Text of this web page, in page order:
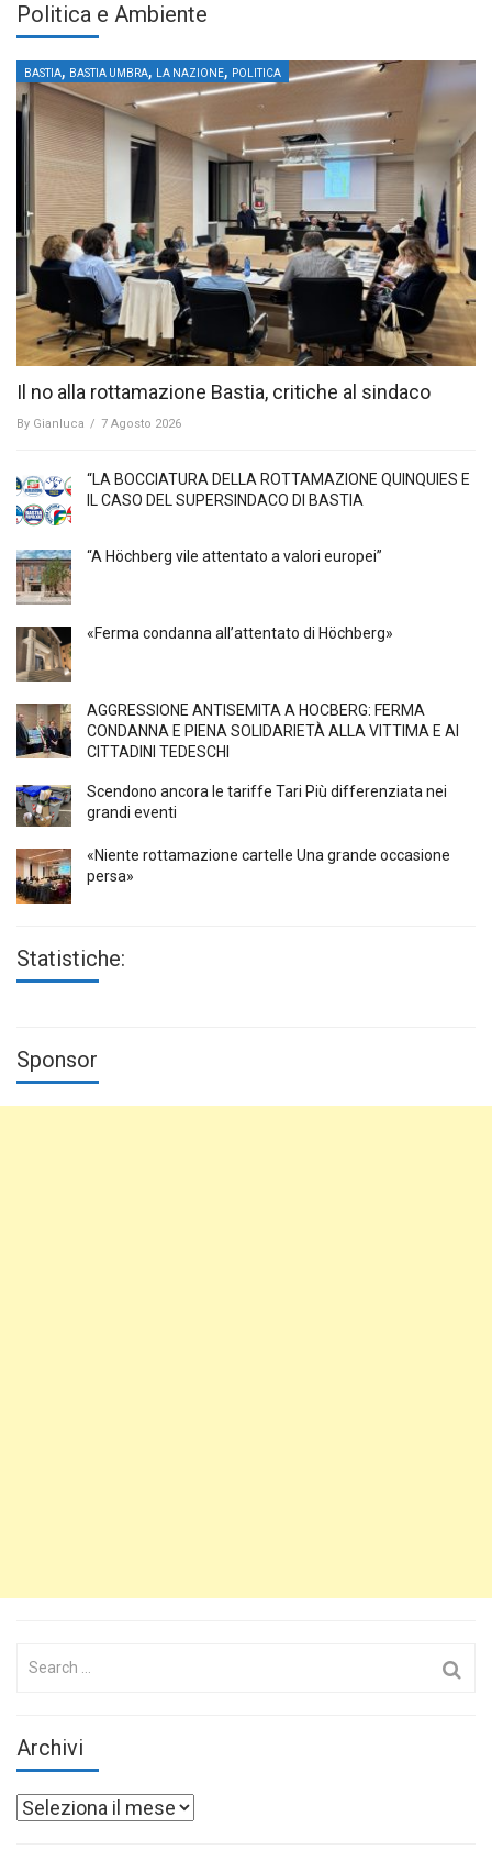
Politica e Ambiente
BASTIA, BASTIA UMBRA, LA NAZIONE, POLITICA
Il no alla rottamazione Bastia, critiche al sindaco
By Gianluca / 7 Agosto 2026
“LA BOCCIATURA DELLA ROTTAMAZIONE QUINQUIES E
IL CASO DEL SUPERSINDACO DI BASTIA
“A Höchberg vile attentato a valori europei”
«Ferma condanna all’attentato di Höchberg»
AGGRESSIONE ANTISEMITA A HÖCBERG: FERMA
CONDANNA E PIENA SOLIDARIETÀ ALLA VITTIMA E AI
CITTADINI TEDESCHI
Scendono ancora le tariffe Tari Più differenziata nei
grandi eventi
«Niente rottamazione cartelle Una grande occasione
persa»
Statistiche:
Sponsor
Search
Archivi
Archivi